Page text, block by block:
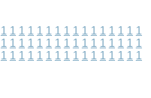
1 1 1 1 1 1 1 1 1 1 1 1 1 1 1 1
1 1 1 1 1 1 1 1 1 1 1 1 1 1 1 1
1 1 1 1 1 1 1 1 1 1 1 1 1 1 1 1